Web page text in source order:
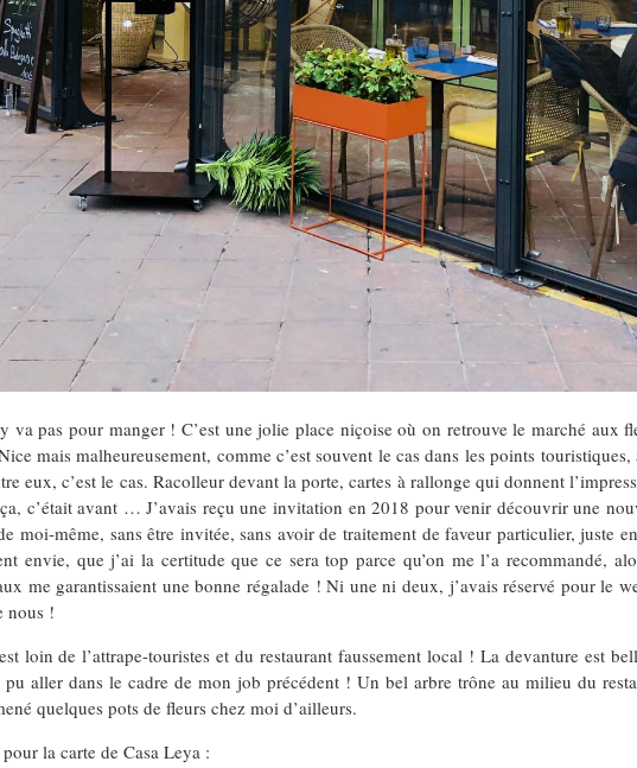
va pas pour manger ! C’est une jolie place niçoise où on retrouve le marché aux
mais malheureusement, comme c’est souvent le cas dans les points
eux, c’est le cas. Racolleur devant la porte, cartes à rallonge qui donnent
c’était avant … J’avais reçu une invitation en 2018 pour venir découvrir une
moi-même, sans être invitée, sans avoir de traitement de faveur particulier, juste
envie, que j’ai la certitude que ce sera top parce qu’on me l’a recommandé,
me garantissaient une bonne régalade ! Ni une ni deux, j’avais réservé pour le
nous !
loin de l’attrape-touristes et du restaurant faussement local ! La devanture est
aller dans le cadre de mon job précédent ! Un bel arbre trône au milieu du
quelques pots de fleurs chez moi d’ailleurs.
la carte de Casa Leya :